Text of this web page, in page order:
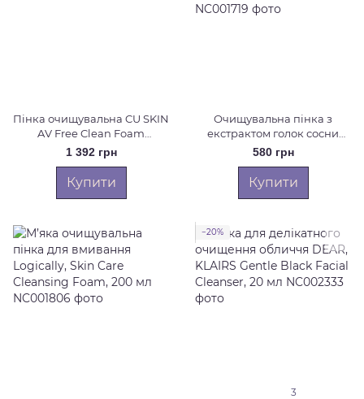
Пінка очищувальна CU SKIN
AV Free Clean Foam
Cleanser, 180 мл
1 392 грн
Купити
Очищувальна пінка з
екстрактом голок сосни
ROUND LAB Pine Calming
Cica Cleanser, 150 мл
580 грн
Купити
−20%
3